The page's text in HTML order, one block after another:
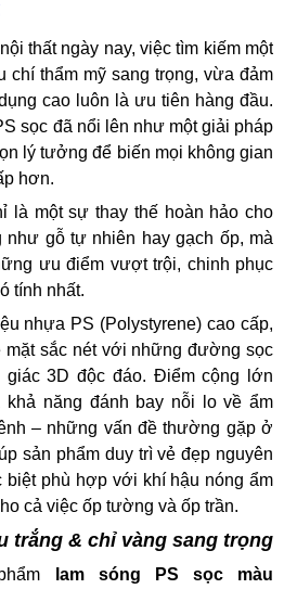
thất ngày nay, việc tìm kiếm một
chí thẩm mỹ sang trọng, vừa đảm
cao luôn là ưu tiên hàng đầu.
sọc đã nổi lên như một giải pháp
lý tưởng để biến mọi không gian
hơn.
là một sự thay thế hoàn hảo cho
như gỗ tự nhiên hay gạch ốp, mà
ưu điểm vượt trội, chinh phục
tính nhất.
nhựa PS (Polystyrene) cao cấp,
sắc nét với những đường sọc
3D độc đáo. Điểm cộng lớn
năng đánh bay nỗi lo về ẩm
– những vấn đề thường gặp ở
sản phẩm duy trì vẻ đẹp nguyên
biệt phù hợp với khí hậu nóng ẩm
cả việc ốp tường và ốp trần.
trắng & chỉ vàng sang trọng
lam sóng PS sọc màu